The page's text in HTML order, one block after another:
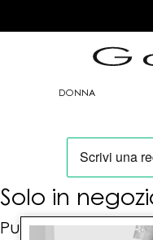
DONNA
Solo in
Puoi trovare